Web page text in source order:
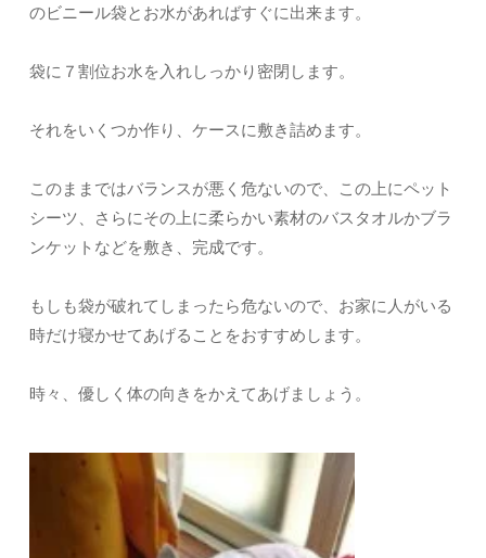
のビニール袋とお水があればすぐに出来ます。
袋に７割位お水を入れしっかり密閉します。
それをいくつか作り、ケースに敷き詰めます。
このままではバランスが悪く危ないので、この上にペット
シーツ、さらにその上に柔らかい素材のバスタオルかブラ
ンケットなどを敷き、完成です。
もしも袋が破れてしまったら危ないので、お家に人がいる
時だけ寝かせてあげることをおすすめします。
時々、優しく体の向きをかえてあげましょう。